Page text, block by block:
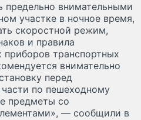
предельно внимательными
участке в ночное время,
скоростной режим,
и правила
приборов транспортных
внимательно
перед
по пешеходному
предметы со
— сообщили в